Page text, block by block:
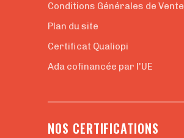
Conditions Générales de Vente
Plan du site
Certificat Qualiopi
Ada cofinancée par l'UE
NOS CERTIFICATIONS